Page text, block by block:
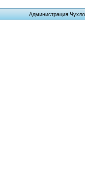
Администрация